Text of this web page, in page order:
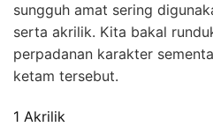
sungguh amat sering
serta akrilik. Kita bakal
perpadanan karakter
ketam tersebut.
1 Akrilik